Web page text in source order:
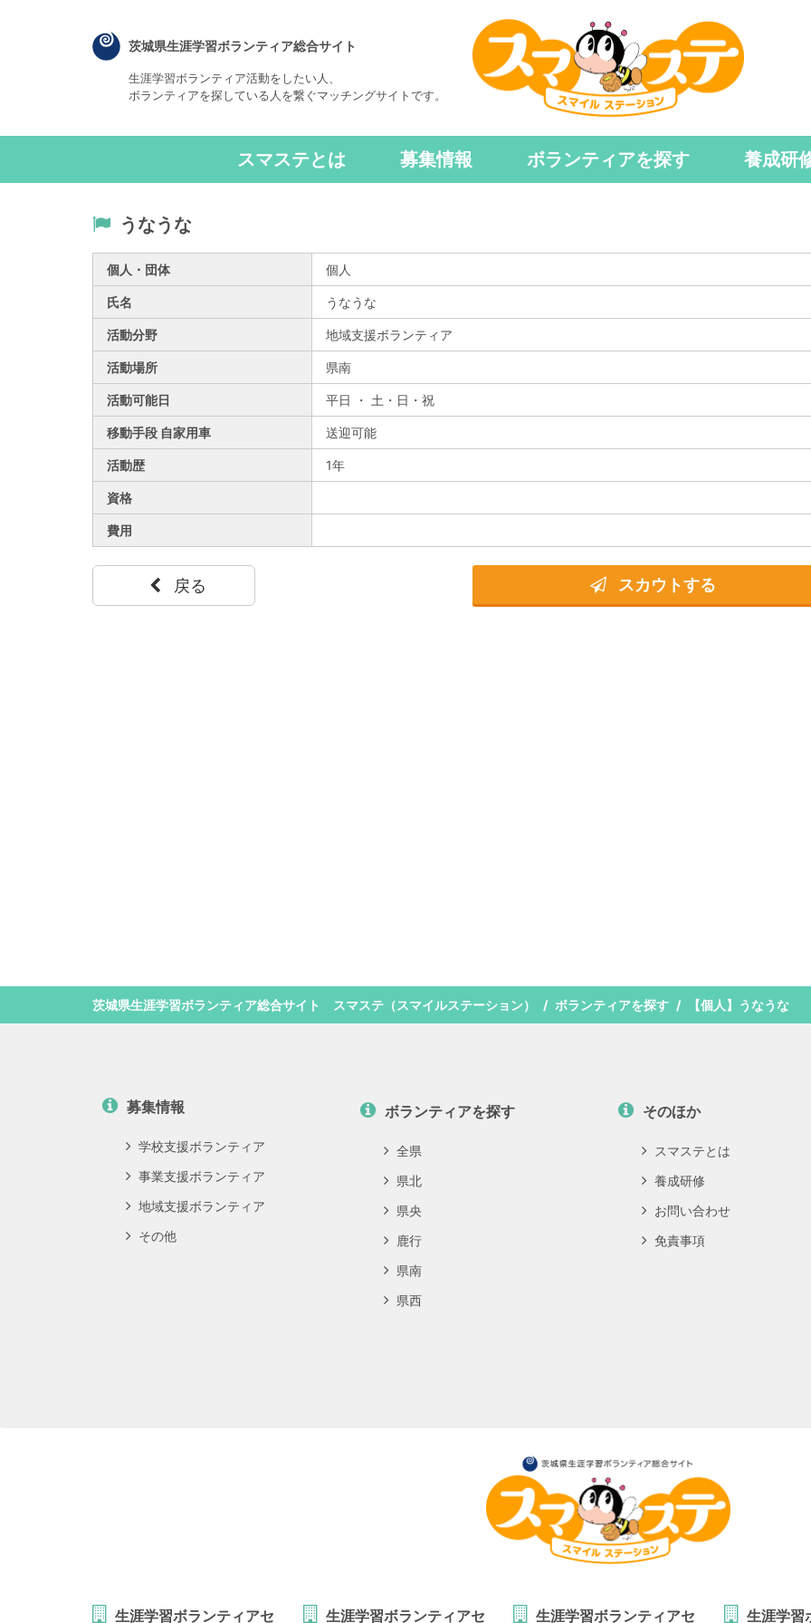
茨城県生涯学習ボランティア総合サイト
生涯学習ボランティア活動をしたい人、
ボランティアを探している人を繋ぐマッチングサイトです。
スマステとは 募集情報 ボランティアを探す 養成研
うなうな
個人・団体 個人
氏名 うなうな
活動分野 地域支援ボランティア
活動場所 県南
活動可能日 平日 ・ 土・日・祝
移動手段 自家用車 送迎可能
活動歴 1年
資格
費用
戻る スカウトする
茨城県生涯学習ボランティア総合サイト スマステ（スマイルステーション） ボランティアを探す 【個人】うなうな
募集情報
学校支援ボランティア
事業支援ボランティア
地域支援ボランティア
その他
ボランティアを探す
全県
県北
県央
鹿行
県南
県西
そのほか
スマステとは
養成研修
お問い合わせ
免責事項
生涯学習ボランティアセ 生涯学習ボランティアセ 生涯学習ボランティアセ 生涯学習